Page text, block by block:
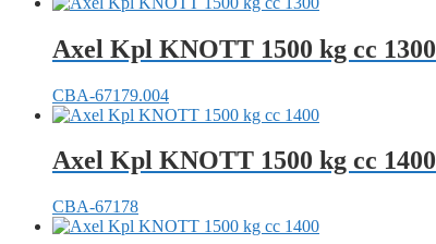
Axel Kpl KNOTT 1500 kg cc 1300
CBA-67179.004
Axel Kpl KNOTT 1500 kg cc 1400
CBA-67178